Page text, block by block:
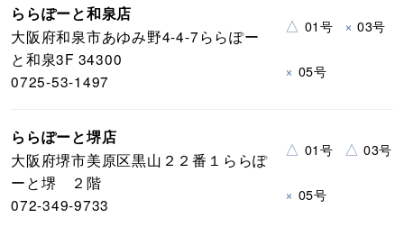
ららぽーと和泉店
大阪府和泉市あゆみ野4-4-7ららぽー
と和泉3F 34300
0725-53-1497
△ 01号 × 03号
× 05号
ららぽーと堺店
大阪府堺市美原区黒山２２番１ららぽ
ーと堺 ２階
072-349-9733
△ 01号 △ 03号
× 05号